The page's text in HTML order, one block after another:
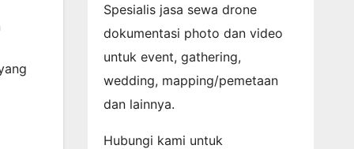
Spesialis jasa sewa drone
dokumentasi photo dan video
untuk event, gathering,
wedding, mapping/pemetaan
dan lainnya.
Hubungi kami untuk